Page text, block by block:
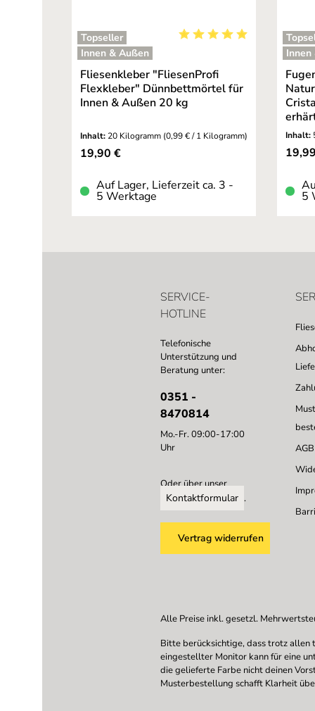
Topseller
Innen & Außen
Durchschnittliche
Fliesenkleber "FliesenProfi
Flexkleber" Dünnbettmörtel für
Innen & Außen 20 kg
Inhalt: 20 Kilogramm (0,99 € / 1 Kilogramm)
Regulärer Preis:
19,90 €
Auf Lager, Lieferzeit ca. 3 -
5 Werktage
Inhalt:
5
SERVICE-
HOTLINE
Telefonische
Unterstützung und
Beratung unter:
0351 -
8470814
Mo.-Fr. 09:00-17:00
Uhr
Oder über unser
Kontaktformular .
Vertrag widerrufen
AGB
Alle Preise inkl. gesetzl.
Bitte berücksichtige, dass trotz allen
eingestellter Monitor kann für eine
die gelieferte Farbe nicht deinen
Musterbestellung schafft Klarheit